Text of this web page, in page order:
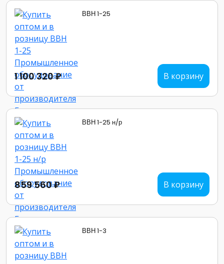
ВВН 1-25
1 100 320 ₽ В корзину
ВВН 1-25 н/р
859 560 ₽ В корзину
ВВН 1-3